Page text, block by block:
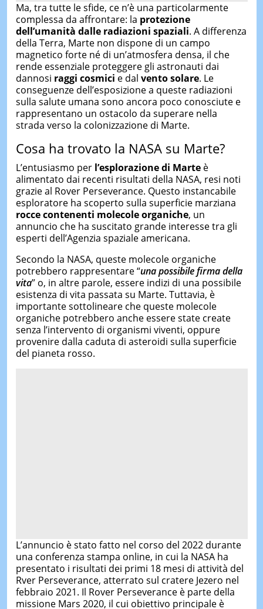
Ma, tra tutte le sfide, ce n’è una particolarmente
complessa da affrontare: la protezione
dell’umanità dalleradiazioni spaziali. A differenza
della Terra, Marte non dispone di un campo
magnetico forte né di un’atmosfera densa, il che
rende essenziale proteggere gli astronauti dai
dannosi raggi cosmici e dal vento solare. Le
conseguenze dell’esposizione a queste radiazioni
sulla salute umana sono ancora poco conosciute e
rappresentano un ostacolo da superare nella
strada verso la colonizzazione di Marte.
Cosa ha trovato la NASA su Marte?
L’entusiasmo per l’esplorazione di Marteè
alimentato dai recenti risultati della NASA, resi noti
grazie al Rover Perseverance. Questo instancabile
esploratore ha scoperto sulla superficie marziana
rocce contenenti molecole organiche, un
annuncio che ha suscitato grande interesse tra gli
esperti dell’Agenzia spaziale americana.
Secondo la NASA, queste molecole organiche
potrebbero rappresentare “una possibile firma della
vita” o, in altre parole, essere indizi di una possibile
esistenza di vita passata su Marte. Tuttavia, è
importante sottolineare che queste molecole
organiche potrebbero anche essere state create
senza l’intervento di organismi viventi, oppure
provenire dalla caduta di asteroidi sulla superficie
del pianeta rosso.
L’annuncio è stato fatto nel corso del 2022 durante
una conferenza stampa online, in cui la NASA ha
presentato i risultati dei primi 18 mesi di attività del
Rver Perseverance, atterrato sul cratere Jezero nel
febbraio 2021. Il Rover Perseverance è parte della
missione Mars 2020, il cui obiettivo principale è